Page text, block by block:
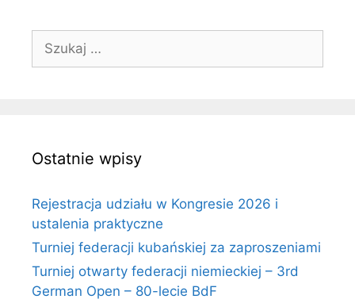
Szukaj:
Ostatnie wpisy
Rejestracja udziału w Kongresie 2026 i
ustalenia praktyczne
Turniej federacji kubańskiej za zaproszeniami
Turniej otwarty federacji niemieckiej – 3rd
German Open – 80-lecie BdF